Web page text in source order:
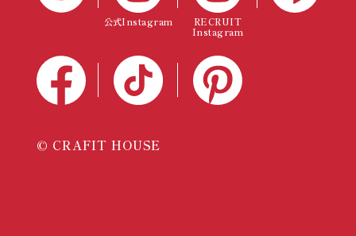
公式Instagram
RECRUIT
Instagram
© CRAFIT HOUSE